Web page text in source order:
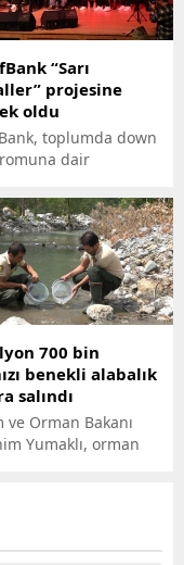
tanındığını açıkladı.
“Sarı
projesine
oldu
toplumda down
dair
“Sarı Hayaller”
destek oldu.
700 bin
benekli alabalık
salındı
ve Orman Bakanı
Yumaklı, orman
korunması